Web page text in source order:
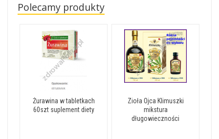
Polecamy produkty
Żurawina w tabletkach
60szt suplement diety
Zioła Ojca Klimuszki
mikstura
długowieczności